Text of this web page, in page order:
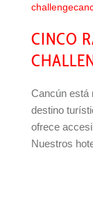
CINCO
Cancún está
destino
ofrece
Nuestros